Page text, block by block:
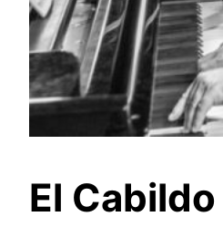
El Cabildo